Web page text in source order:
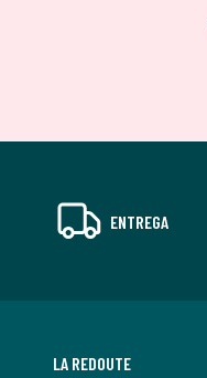
ENTREGA
LA REDOUTE